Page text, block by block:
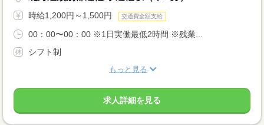
時給1,200円～1,500円 交通費全額支給
00：00〜00：00 ※1日実働最低2時間 ※残業...
シフト制
もっと見る
求人詳細を見る